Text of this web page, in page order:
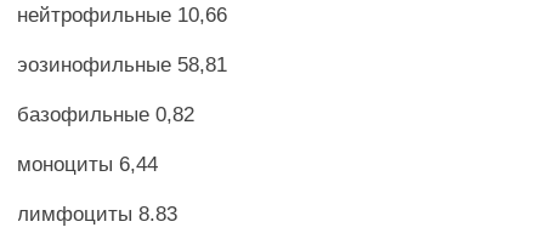
нейтрофильные 10,66
эозинофильные 58,81
базофильные 0,82
моноциты 6,44
лимфоциты 8.83